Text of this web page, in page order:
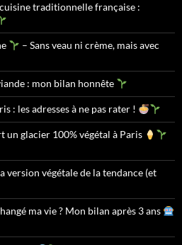
traditionnelle française :
– Sans veau ni crème, mais avec
: mon bilan honnête
: les adresses à ne pas rater !
un glacier 100% végétal à Paris
version végétale de la tendance (et
ma vie ? Mon bilan après 3 ans